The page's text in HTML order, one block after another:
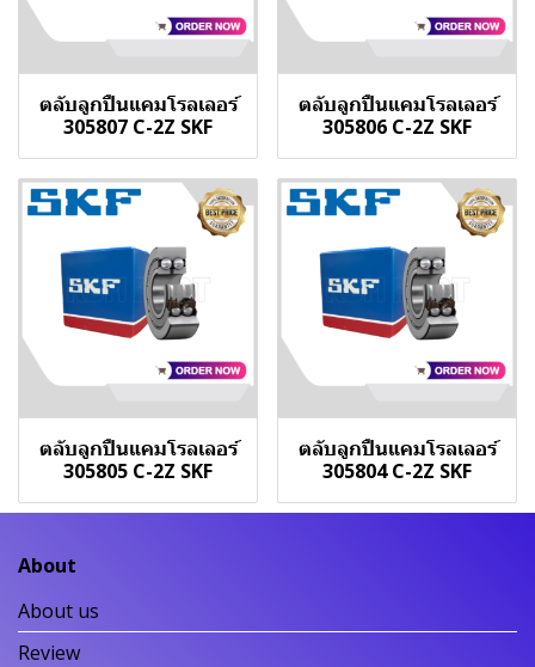
ตลับลูกปืนแคมโรลเลอร์
305807 C-2Z SKF
ตลับลูกปืนแคมโรลเลอร์
305806 C-2Z SKF
ตลับลูกปืนแคมโรลเลอร์
305805 C-2Z SKF
ตลับลูกปืนแคมโรลเลอร์
305804 C-2Z SKF
About
About us
Review